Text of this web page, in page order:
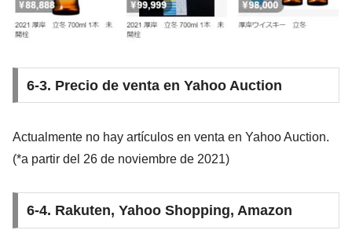
6-3. Precio de venta en Yahoo Auction
Actualmente no hay artículos en venta en Yahoo Auction.
(*a partir del 26 de noviembre de 2021)
6-4. Rakuten, Yahoo Shopping, Amazon